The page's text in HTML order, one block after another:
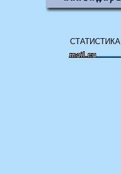
СТАТИСТИКА